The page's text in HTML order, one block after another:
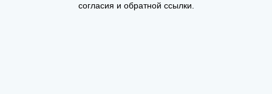
согласия и обратной ссылки.